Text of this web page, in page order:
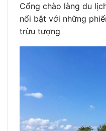
Cổng chào làng du
nổi bật với những
trừu tượng